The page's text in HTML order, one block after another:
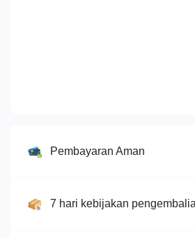
Pembayaran Aman
7 hari kebijakan